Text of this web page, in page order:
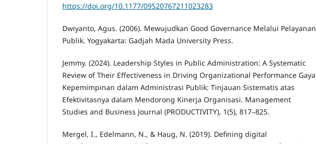
https://doi.org/10.1177/09520767211023283
Dwiyanto, Agus. (2006). Mewujudkan Good Governance Melalui Pelayanan
Publik. Yogyakarta: Gadjah Mada University Press.
Jemmy. (2024). Leadership Styles in Public Administration: A Systematic
Review of Their Effectiveness in Driving Organizational Performance Gaya
Kepemimpinan dalam Administrasi Publik: Tinjauan Sistematis atas
Efektivitasnya dalam Mendorong Kinerja Organisasi. Management
Studies and Business Journal (PRODUCTIVITY), 1(5), 817–825.
Mergel, I., Edelmann, N., & Haug, N. (2019). Defining digital